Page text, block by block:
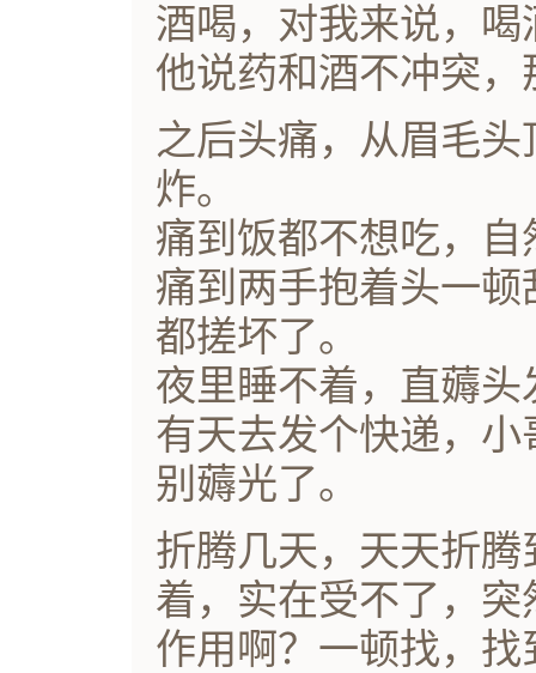
酒喝，对我来说，
他说药和酒不冲突
之后头痛，从眉毛
炸。
痛到饭都不想吃，
痛到两手抱着头一
都搓坏了。
夜里睡不着，直薅头
有天去发个快递，
别薅光了。
折腾几天，天天折
着，实在受不了，
作用啊？一顿找，